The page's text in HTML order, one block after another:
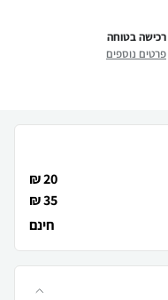
רכישה בטוחה
פרטים נוספים
20 ₪
35 ₪
חינם